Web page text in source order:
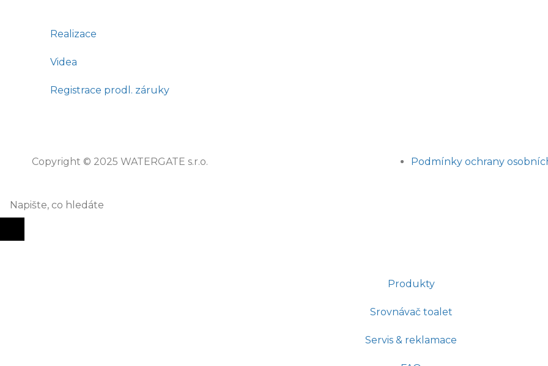
Realizace
Videa
Registrace prodl. záruky
Copyright © 2025 WATERGATE s.r.o. Podmínky ochrany
Produkty
Srovnávač toalet
Servis & reklamace